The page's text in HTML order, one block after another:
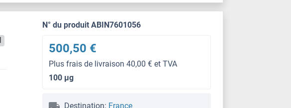
N° du produit ABIN7601056
500,50 €
Plus frais de livraison 40,00 € et TVA
100 μg
Destination: France